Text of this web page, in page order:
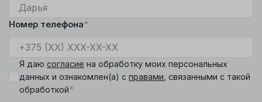
Номер телефона*
Я даю согласие на обработку моих персональных
данных и ознакомлен(а) с правами , связанными с такой
обработкой*